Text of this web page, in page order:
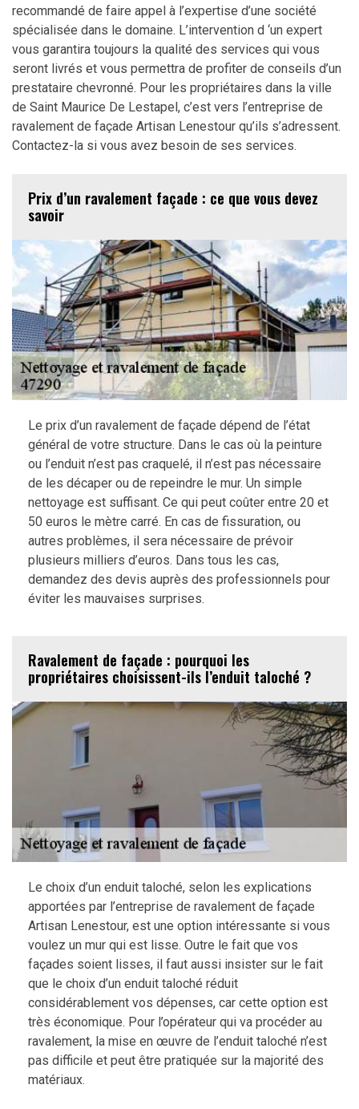
recommandé de faire appel à l’expertise d’une société
spécialisée dans le domaine. L’intervention d ‘un expert
vous garantira toujours la qualité des services qui vous
seront livrés et vous permettra de profiter de conseils d’un
prestataire chevronné. Pour les propriétaires dans la ville
de Saint Maurice De Lestapel, c’est vers l’entreprise de
ravalement de façade Artisan Lenestour qu’ils s’adressent.
Contactez-la si vous avez besoin de ses services.
Prix d’un ravalement façade : ce que vous devez
savoir
Le prix d’un ravalement de façade dépend de l’état
général de votre structure. Dans le cas où la peinture
ou l’enduit n’est pas craquelé, il n’est pas nécessaire
de les décaper ou de repeindre le mur. Un simple
nettoyage est suffisant. Ce qui peut coûter entre 20 et
50 euros le mètre carré. En cas de fissuration, ou
autres problèmes, il sera nécessaire de prévoir
plusieurs milliers d’euros. Dans tous les cas,
demandez des devis auprès des professionnels pour
éviter les mauvaises surprises.
Ravalement de façade : pourquoi les
propriétaires choisissent-ils l’enduit taloché ?
Le choix d’un enduit taloché, selon les explications
apportées par l’entreprise de ravalement de façade
Artisan Lenestour, est une option intéressante si vous
voulez un mur qui est lisse. Outre le fait que vos
façades soient lisses, il faut aussi insister sur le fait
que le choix d’un enduit taloché réduit
considérablement vos dépenses, car cette option est
très économique. Pour l’opérateur qui va procéder au
ravalement, la mise en œuvre de l’enduit taloché n’est
pas difficile et peut être pratiquée sur la majorité des
matériaux.